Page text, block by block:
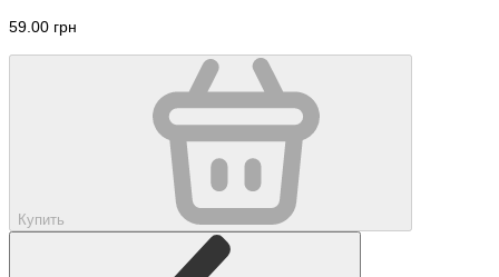
59.00 грн
Купить